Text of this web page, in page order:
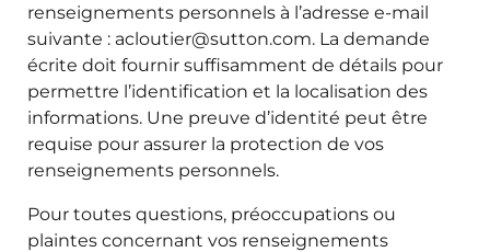
renseignements personnels à l’adresse e-mail
suivante : acloutier@sutton.com. La demande
écrite doit fournir suffisamment de détails pour
permettre l’identification et la localisation des
informations. Une preuve d’identité peut être
requise pour assurer la protection de vos
renseignements personnels.
Pour toutes questions, préoccupations ou
plaintes concernant vos renseignements